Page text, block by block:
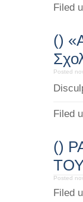
Filed
()
Posted
Filed
()
Posted
Filed